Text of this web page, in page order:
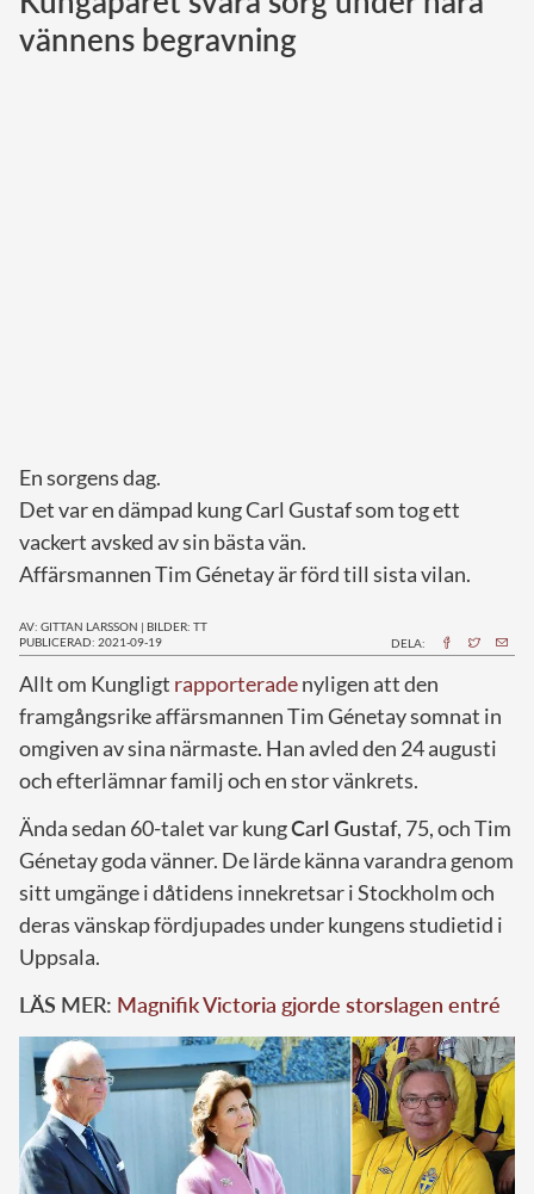
Norska kungahuset
vännens begravning
En sorgens dag.
Det var en dämpad kung Carl Gustaf som tog ett
vackert avsked av sin bästa vän.
Affärsmannen Tim Génetay är förd till sista vilan.
AV: GITTAN LARSSON | BILDER: TT
PUBLICERAD: 2021-09-19
DELA:
Allt om Kungligt rapporteradenyligen att den
framgångsrike affärsmannen Tim Génetay somnat in
omgiven av sina närmaste. Han avled den 24 augusti
och efterlämnar familj och en stor vänkrets.
Ända sedan 60-talet var kungCarl Gustaf, 75, och Tim
Génetay goda vänner. De lärde känna varandra genom
sitt umgänge i dåtidens innekretsar i Stockholm och
deras vänskap fördjupades under kungens studietid i
Uppsala.
LÄS MER: Magnifik Victoria gjorde storslagen entré